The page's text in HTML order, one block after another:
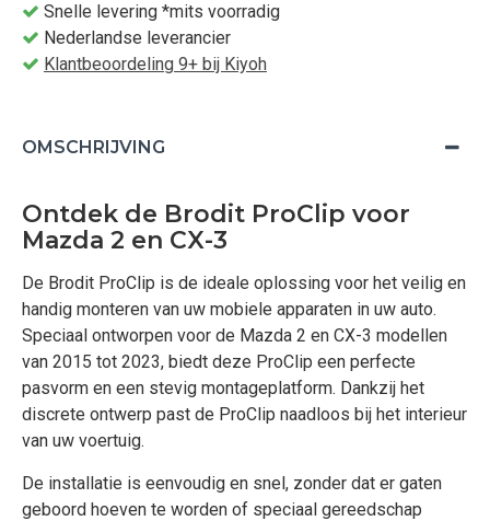
Snelle levering *mits voorradig
Nederlandse leverancier
Klantbeoordeling 9+ bij Kiyoh
OMSCHRIJVING
Ontdek de Brodit ProClip voor
Mazda 2 en CX-3
De Brodit ProClip is de ideale oplossing voor het veilig en
handig monteren van uw mobiele apparaten in uw auto.
Speciaal ontworpen voor de Mazda 2 en CX-3 modellen
van 2015 tot 2023, biedt deze ProClip een perfecte
pasvorm en een stevig montageplatform. Dankzij het
discrete ontwerp past de ProClip naadloos bij het interieur
van uw voertuig.
De installatie is eenvoudig en snel, zonder dat er gaten
geboord hoeven te worden of speciaal gereedschap